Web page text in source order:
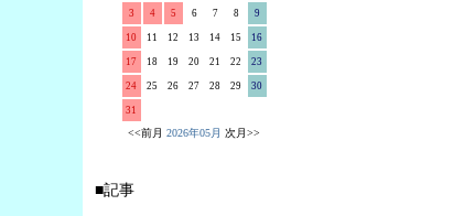
3 4 5 6 7 8 9
10 11 12 13 14 15 16
17 18 19 20 21 22 23
24 25 26 27 28 29 30
31
<<前月 2026年05月 次月>>
■記事